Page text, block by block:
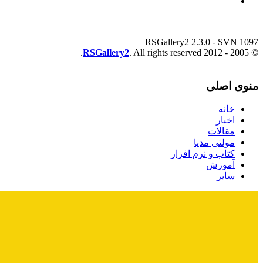
RSGallery2 2.3.0 - SVN 1097
© 2005 - 2012
RSGallery2. All rights reserved.
منوی اصلی
خانه
اخبار
مقالات
مولتی مدیا
کتاب و نرم افزار
آموزش
سایر